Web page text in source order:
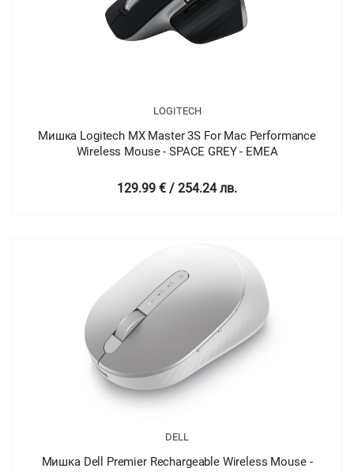
LOGITECH
Мишка Logitech MX Master 3S For Mac Performance
Wireless Mouse - SPACE GREY - EMEA
129.99 € / 254.24 лв.
DELL
Мишка Dell Premier Rechargeable Wireless Mouse -